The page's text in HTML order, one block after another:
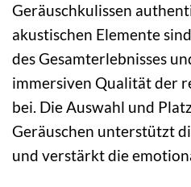
Geräuschkulissen
akustischen Elemente
des Gesamterlebnisses
immersiven Qualität der
bei. Die Auswahl und
Geräuschen unterstützt
und verstärkt die